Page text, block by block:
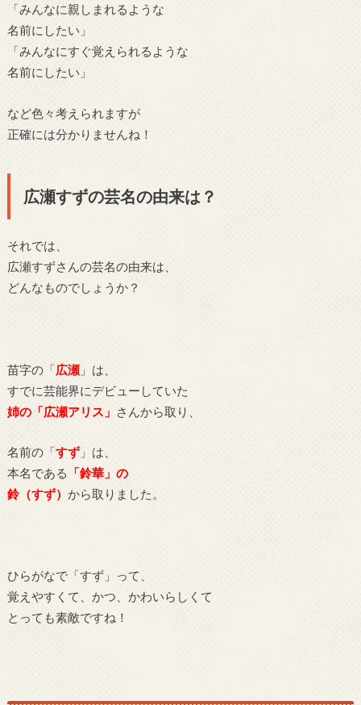
「みんなに親しまれるような
名前にしたい」
「みんなにすぐ覚えられるような
名前にしたい」
など色々考えられますが
正確には分かりませんね！
広瀬すずの芸名の由来は？
それでは、
広瀬すずさんの芸名の由来は、
どんなものでしょうか？
苗字の「広瀬」は、
すでに芸能界にデビューしていた
姉の「広瀬アリス」 さんから取り、
名前の「すず」は、
本名である
「鈴華」の
鈴（すず） から取りました。
ひらがなで「すず」って、
覚えやすくて、かつ、かわいらしくて
とっても素敵ですね！